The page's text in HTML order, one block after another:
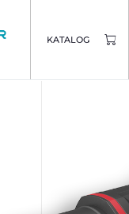
KATALOG